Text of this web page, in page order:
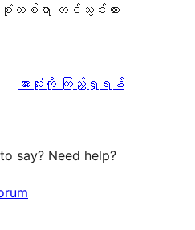
တစ်ရာ တင်သွင်းထား
သုံးသပ်
အားလုံးကို ကြည့်ရှုရန်
say? Need help?